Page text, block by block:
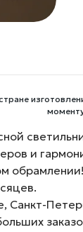
и
Санкт-